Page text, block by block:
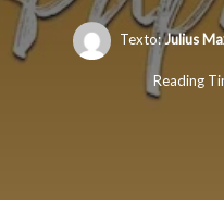
Texto:Julius
Reading